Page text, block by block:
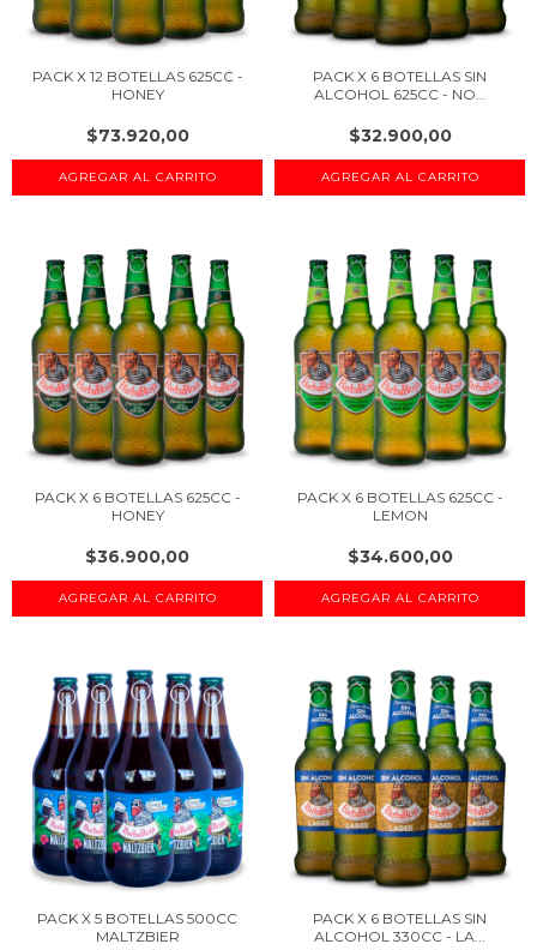
PACK X 12 BOTELLAS 625CC -
HONEY
$73.920,00
PACK X 6 BOTELLAS SIN
ALCOHOL 625CC - NO...
$32.900,00
PACK X 6 BOTELLAS 625CC -
HONEY
$36.900,00
PACK X 6 BOTELLAS 625CC -
LEMON
$34.600,00
PACK X 5 BOTELLAS 500CC
MALTZBIER
PACK X 6 BOTELLAS SIN
ALCOHOL 330CC - LA...